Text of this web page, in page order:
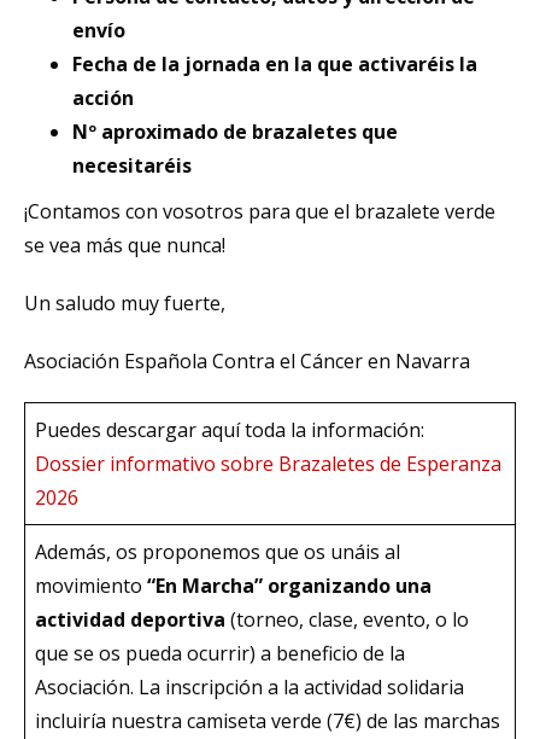
envío
Fecha de la jornada en la que activaréis la
acción
Nº aproximado de brazaletes que
necesitaréis
¡Contamos con vosotros para que el brazalete verde
se vea más que nunca!
Un saludo muy fuerte,
Asociación Española Contra el Cáncer en Navarra
Puedes descargar aquí toda la información:
Dossier informativo sobre Brazaletes de Esperanza
2026
Además, os proponemos que os unáis al
movimiento “En Marcha” organizando una
actividad deportiva (torneo, clase, evento, o lo
que se os pueda ocurrir) a beneficio de la
Asociación. La inscripción a la actividad solidaria
incluiría nuestra camiseta verde (7€) de las marchas